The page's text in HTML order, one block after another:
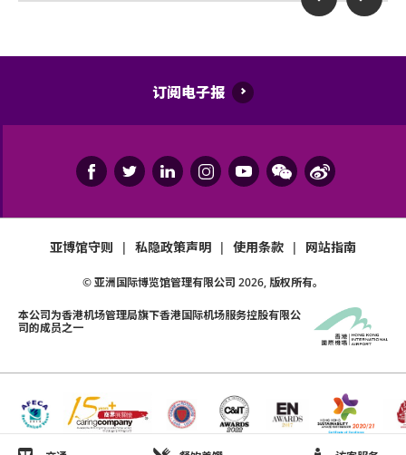
订阅电子报
亚博馆守则 | 私隐政策声明 | 使用条款 | 网站指南
© 亚洲国际博览馆管理有限公司 2026, 版权所有。
本公司为香港机场管理局旗下香港国际机场服务控股有限公
司的成员之一